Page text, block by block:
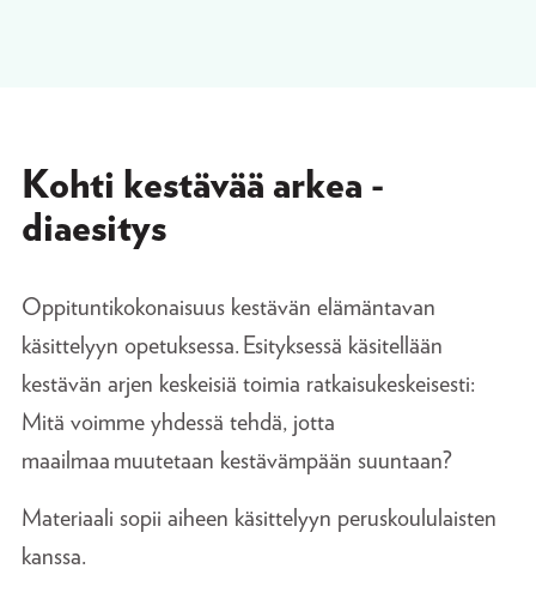
Kohti kestävää arkea -
diaesitys
Oppituntikokonaisuus kestävän elämäntavan
käsittelyyn opetuksessa. Esityksessä käsitellään
kestävän arjen keskeisiä toimia ratkaisukeskeisesti:
Mitä voimme yhdessä tehdä, jotta
maailmaa muutetaan kestävämpään suuntaan?
Materiaali sopii aiheen käsittelyyn peruskoululaisten
kanssa.